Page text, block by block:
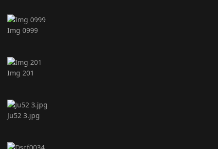
Img 0999
Img 201
Ju52 3.jpg